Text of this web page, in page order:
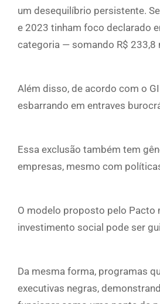
um desequilíbrio persistente.
e 2023 tinham foco declarado
categoria — somando R$ 233,8
Além disso, de acordo com o
esbarrando em entraves
Essa exclusão também tem
empresas, mesmo com
O modelo proposto pelo Pacto
investimento social pode ser
Da mesma forma, programas
executivas negras,